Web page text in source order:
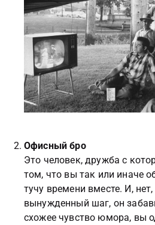
Офисный бро
Это человек, дружба с
том, что вы так или иначе
тучу времени вместе. И,
вынужденный шаг, он
схожее чувство юмора, вы